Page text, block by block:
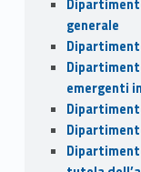
generale
emergenti